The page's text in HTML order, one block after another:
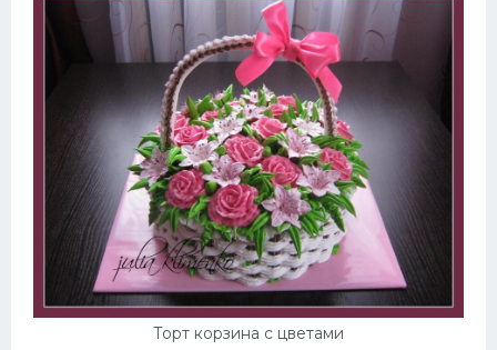
Торт корзина с цветами